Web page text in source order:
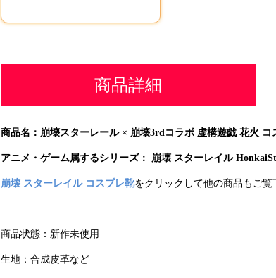
商品詳細
商品名： 崩壊スターレール × 崩壊3rdコラボ 虚構遊戯 花火 コ
アニメ・ゲーム属するシリーズ： 崩壊 スターレイル
崩壊 スターレイルコスプレ靴をクリックして他の商品もご覧
商品状態：新作未使用
生地：合成皮革など